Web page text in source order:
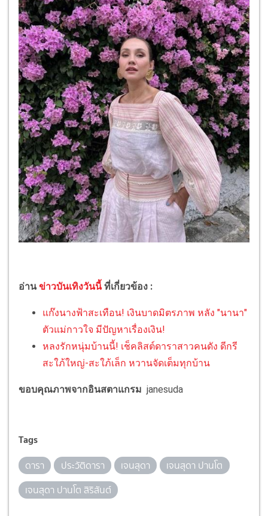
อ่านข่าวบันเทิงวันนี้ ที่เกี่ยวข้อง :
แก๊งนางฟ้าสะเทือน! เงินบาดมิตรภาพ หลัง "นานา"
ตัวแม่กาวใจ มีปัญหาเรื่องเงิน!
หลงรักหนุ่มบ้านนี้! เช็คลิสต์ดาราสาวคนดัง ดีกรี
สะใภ้ใหญ่-สะใภ้เล็ก หวานจัดเต็มทุกบ้าน
ขอบคุณภาพจากอินสตาแกรม janesuda
Tags
ดารา ประวัติดารา เจนสุดา
เจนสุดา ปานโต
เจนสุดา ปานโต สิริสันต์